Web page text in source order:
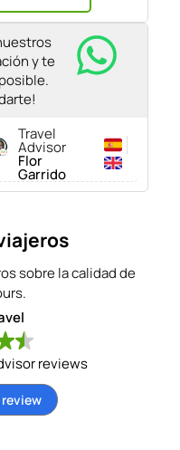
y te
Travel
Advisor
Flor
Garrido
sobre la calidad de
reviews